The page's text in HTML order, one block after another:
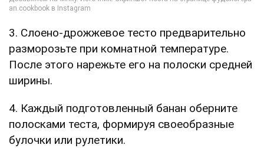
3. Слоено-дрожжевое тесто предварительно
разморозьте при комнатной температуре.
После этого нарежьте его на полоски средней
ширины.
4. Каждый подготовленный банан оберните
полосками теста, формируя своеобразные
булочки или рулетики.